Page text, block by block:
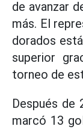
de avanzar
más. El
dorados
superior
torneo de
Después de
marcó 13